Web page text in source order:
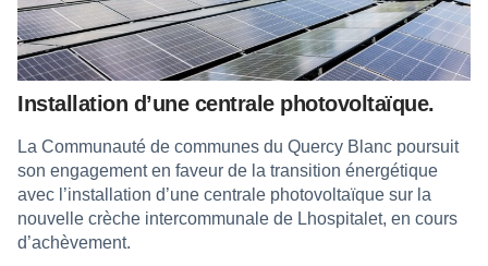
Installation d’une centrale photovoltaïque.
La Communauté de communes du Quercy Blanc poursuit
son engagement en faveur de la transition énergétique
avec l’installation d’une centrale photovoltaïque sur la
nouvelle crèche intercommunale de Lhospitalet, en cours
d’achèvement.